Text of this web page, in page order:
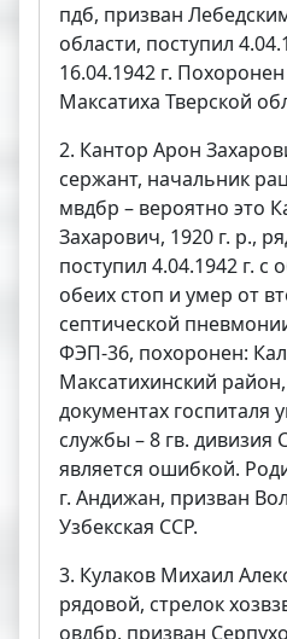
пдб, призван
области, поступил
16.04.1942 г.
Максатиха Тверской
2. Кантор Арон
сержант, начальник
мвдбр – вероятно это
Захарович, 1920 г. р.,
поступил 4.04.1942 г.
обеих стоп и умер от
септической
ФЭП-36, похоронен:
Максатихинский
документах госпиталя
службы – 8 гв. дивизия
является ошибкой.
г. Андижан, призван
Узбекская ССР.
3. Кулаков Михаил
рядовой, стрелок
овдбр, призван